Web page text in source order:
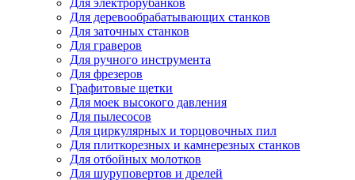
Для электрорубанков
Для деревообрабатывающих станков
Для заточных станков
Для граверов
Для ручного инструмента
Для фрезеров
Графитовые щетки
Для моек высокого давления
Для пылесосов
Для циркулярных и торцовочных пил
Для плиткорезных и камнерезных станков
Для отбойных молотков
Для шуруповертов и дрелей